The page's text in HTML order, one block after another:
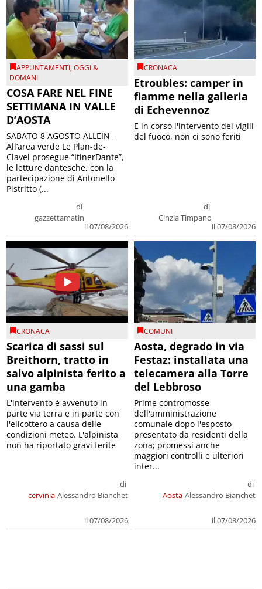
APPUNTAMENTI,OGGI &
DOMANI
COSA FARE NEL FINE
SETTIMANA IN VALLE
D’AOSTA
di
gazzettamatin
il 07/08/2026
SABATO 8 AGOSTO ALLEIN –
All’area verde Le Plan-de-
Clavel prosegue “ItinerDante”,
le letture dantesche, con la
partecipazione di Antonello
Pistritto (...
CRONACA
Etroubles: camper in
fiamme nella galleria
di Echevennoz
di
Cinzia Timpano
il 07/08/2026
E in corso l'intervento dei vigili
del fuoco, non ci sono feriti
CRONACA
Scarica di sassi sul
Breithorn, tratto in
salvo alpinista ferito a
una gamba
cervinia
di
Alessandro Bianchet
il 07/08/2026
L'intervento è avvenuto in
parte via terra e in parte con
l'elicottero a causa delle
condizioni meteo. L'alpinista
non ha riportato gravi ferite
COMUNI
Aosta, degrado in via
Festaz: installata una
telecamera alla Torre
del Lebbroso
Aosta
di
Alessandro Bianchet
il 07/08/2026
Prime contromosse
dell'amministrazione
comunale dopo l'esposto
presentato da residenti della
zona; promessi anche
maggiori controlli e ulteriori
inter...